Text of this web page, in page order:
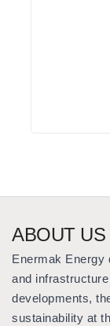
ABOUT US
Enermak Energy
and
developments,
sustainability at